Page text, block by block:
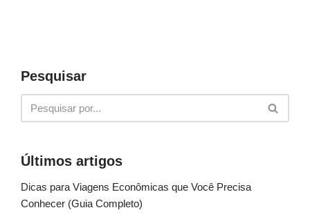
Pesquisar
Últimos artigos
Dicas para Viagens Econômicas que Você Precisa
Conhecer (Guia Completo)